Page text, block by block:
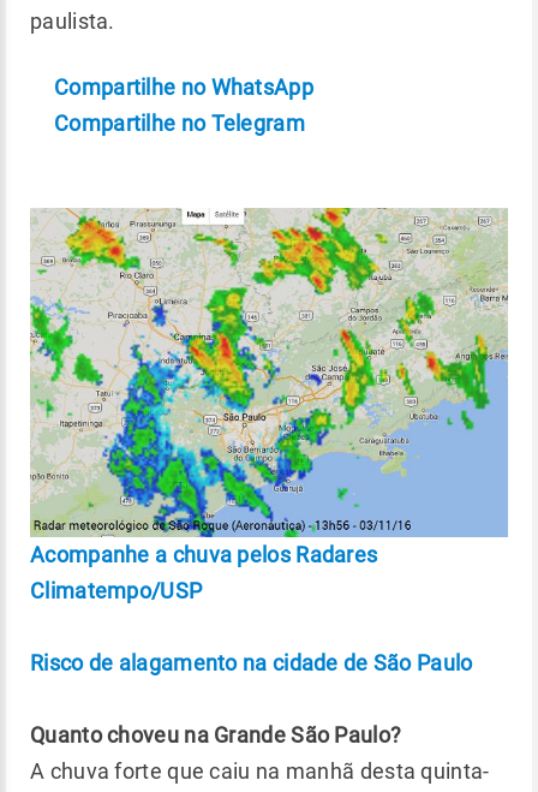
paulista.
Compartilhe no WhatsApp
Compartilhe no Telegram
Acompanhe a chuva pelos Radares
Climatempo/USP
Risco de alagamento na cidade de São Paulo
Quanto choveu na Grande São Paulo?
A chuva forte que caiu na manhã desta quinta-